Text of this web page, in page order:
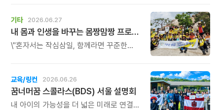
깊은산속옹달샘의 장소성과 맞물려, 숲과
나무를 매개로 한 회화 세계를 선보이며,
\'사이사이\'는 보이는 풍경과 보이지 않는
기억, 떠남과 머묾, 고요와 흔들림 사이에
기타 2026.06.27
내 몸과 인생을 바꾸는 몸짱맘짱 프로그램 모집
\"혼자서는 작심삼일, 함께라면 꾸준한
공동체입니다.
교육/링컨 2026.06.26
꿈너머꿈 스콜라스(BDS) 서울 설명회
내 아이의 가능성을 더 넓은 미래로 연결해